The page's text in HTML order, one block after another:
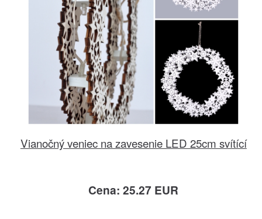
Vianočný veniec na zavesenie LED 25cm svítící
Cena: 25.27 EUR